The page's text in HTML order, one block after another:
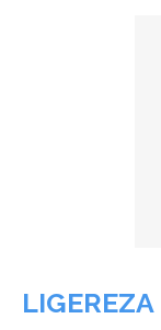
LIGEREZA